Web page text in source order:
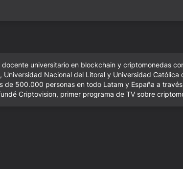
docente universitario en blockchain y criptomonedas
Universidad Nacional del Litoral y Universidad Católica
de 500.000 personas en todo Latam y España a
Criptovision, primer programa de TV sobre